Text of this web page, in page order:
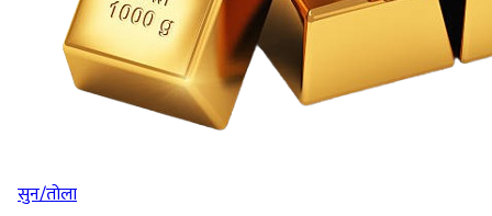
सुन/तोला